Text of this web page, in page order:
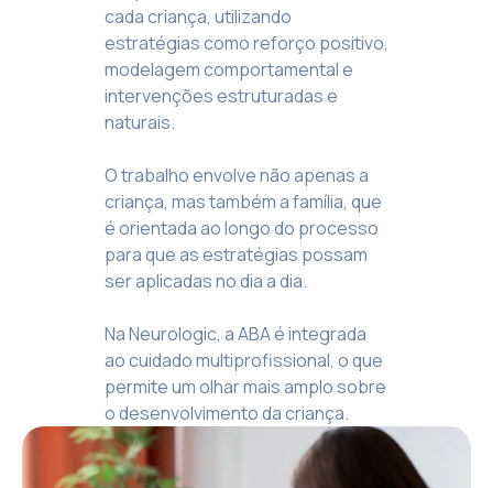
cada criança, utilizando
estratégias como reforço positivo,
modelagem comportamental e
intervenções estruturadas e
naturais.
O trabalho envolve não apenas a
criança, mas também a família, que
é orientada ao longo do processo
para que as estratégias possam
ser aplicadas no dia a dia.
Na Neurologic, a ABA é integrada
ao cuidado multiprofissional, o que
permite um olhar mais amplo sobre
o desenvolvimento da criança.